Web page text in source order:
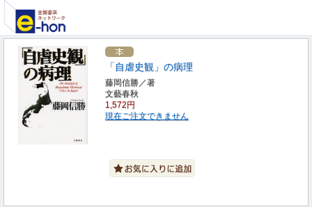
「自虐史観」の病理
藤岡信勝／著
文藝春秋
1,572円
現在ご注文できません